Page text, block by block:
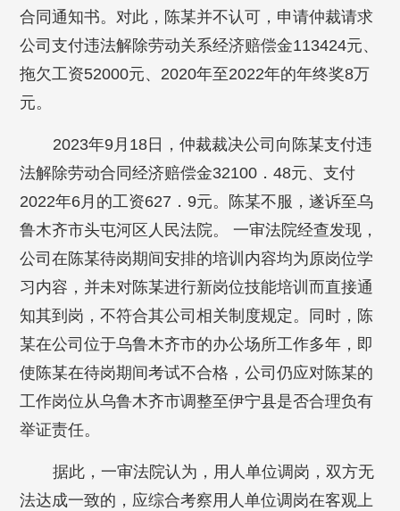
合同通知书。对此，陈某并不认可，申请仲裁请求
公司支付违法解除劳动关系经济赔偿金113424元、
拖欠工资52000元、2020年至2022年的年终奖8万
元。
2023年9月18日，仲裁裁决公司向陈某支付违
法解除劳动合同经济赔偿金32100．48元、支付
2022年6月的工资627．9元。陈某不服，遂诉至乌
鲁木齐市头屯河区人民法院。 一审法院经查发现，
公司在陈某待岗期间安排的培训内容均为原岗位学
习内容，并未对陈某进行新岗位技能培训而直接通
知其到岗，不符合其公司相关制度规定。同时，陈
某在公司位于乌鲁木齐市的办公场所工作多年，即
使陈某在待岗期间考试不合格，公司仍应对陈某的
工作岗位从乌鲁木齐市调整至伊宁县是否合理负有
举证责任。
据此，一审法院认为，用人单位调岗，双方无
法达成一致的，应综合考察用人单位调岗在客观上